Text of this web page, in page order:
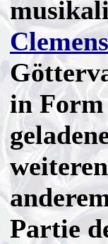
in Form
Partie